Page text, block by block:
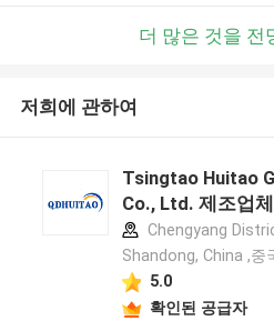
더 많은 것을 전
저희에 관하여
Tsingtao Huitao
Co., Ltd. 제조업
Chengyang
Shandong, China ,중
5.0
확인된 공급자